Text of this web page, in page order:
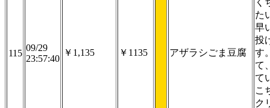
115
09/29
23:57:40
￥1,135 ￥1135 アザラシごま豆腐
く
た
早
投
す
て
て
こ
ク